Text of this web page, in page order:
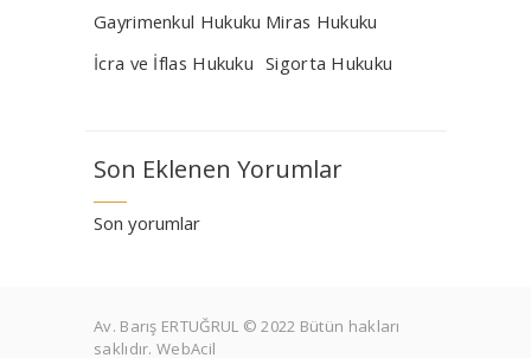
Gayrimenkul Hukuku
İcra ve İflas Hukuku
Miras Hukuku
Sigorta Hukuku
Son Eklenen Yorumlar
Son yorumlar
Av. Barış ERTUĞRUL © 2022 Bütün hakları
saklıdır. WebAcil